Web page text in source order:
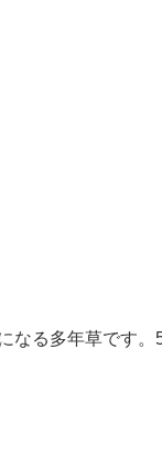
る多年草です